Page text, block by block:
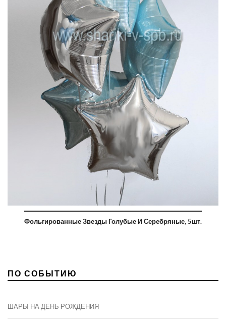
Фольгированные Звезды Голубые И Серебряные, 5шт.
ПО СОБЫТИЮ
ШАРЫ НА ДЕНЬ РОЖДЕНИЯ